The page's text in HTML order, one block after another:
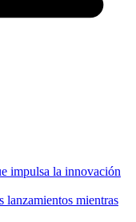
impulsa la innovación
lanzamientos mientras